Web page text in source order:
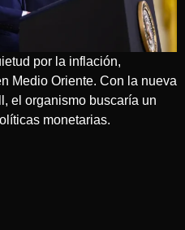
por la inflación,
Medio Oriente. Con la nueva
el organismo buscaría un
monetarias.